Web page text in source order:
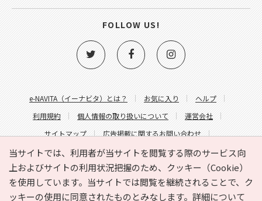
当サイトでは、利用者が当サイトを閲覧する際のサービス向
上およびサイトの利用状況把握のため、クッキー（Cookie）
を使用しています。当サイトでは閲覧を継続されることで、ク
ッキーの使用に同意されたものとみなします。詳細について
e-NAVITA（イーナビタ）とは？ お気に入り
ヘルプ
利用規約
個人情報の取り扱いについて
運営会社
サイトマップ
広告掲載に関するお問い合わせ
サイトの内容に関するお問い合わせ
FOLLOW US!